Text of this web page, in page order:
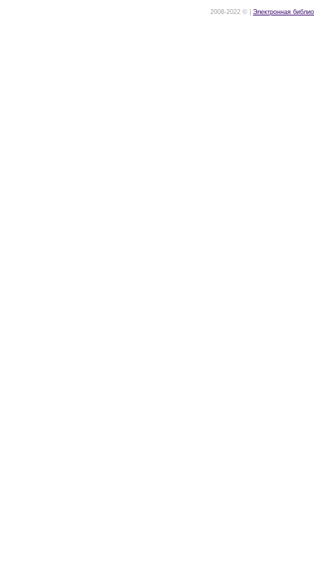
2008-2022 © | Электронная